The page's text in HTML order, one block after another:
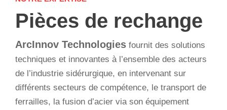
Pièces de rechange
ArcInnov Technologies fournit des solutions
techniques et innovantes à l’ensemble des acteurs
de l’industrie sidérurgique, en intervenant sur
différents secteurs de compétence, le transport de
ferrailles, la fusion d’acier via son équipement